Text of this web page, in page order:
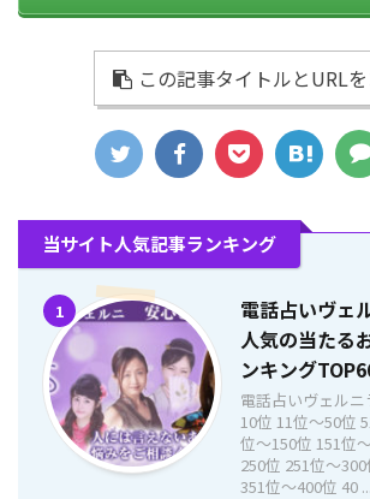
この記事タイトルとURL
当サイト人気記事ランキング
1
電話占いヴェ
人気の当たる
ンキング
電話占いヴェル
10位 11位〜50位
位〜150位 151位
250位 251位〜
351位〜400位 40 ...